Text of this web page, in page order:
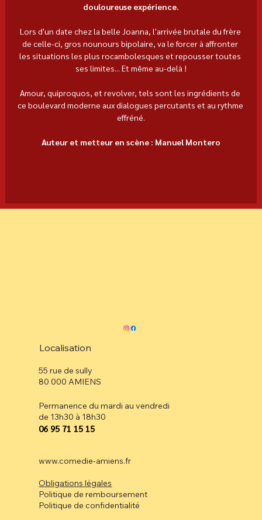
douloureuse expérience.
Lors d'un date chez la belle Joanna, l'arrivée brutale du frère
de celle-ci, gros nounours bipolaire, va le forcer à affronter
les situations les plus rocambolesques et repousser toutes
ses limites... Et même au-delà !
Amour, quiproquos, et revolver, tels sont les ingrédients de
ce boulevard moderne aux dialogues percutants et au rythme
effréné.
Auteur et metteur en scène : Manuel Montero
Localisation
55 rue de sully
80 000 AMIENS
Permanence du mardi au vendredi
de 13h30 à 18h30
⁠06 95 71 15 15
www.comedie-amiens.fr
Obligations légales
Politique de remboursement
Politique de confidentialité